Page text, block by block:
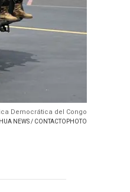
Democrática del Congo
NEWS / CONTACTOPHOTO